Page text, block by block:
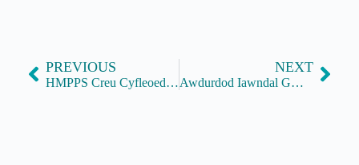
PREVIOUS
HMPPS Creu Cyfleoedd yn y Dyfodol
NEXT
Awdurdod Iawndal Gwaed Heintiedig